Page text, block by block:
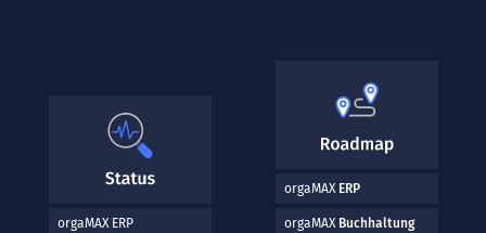
orgaMAX ERP
orgaMAX ERP
orgaMAX Buchhaltung